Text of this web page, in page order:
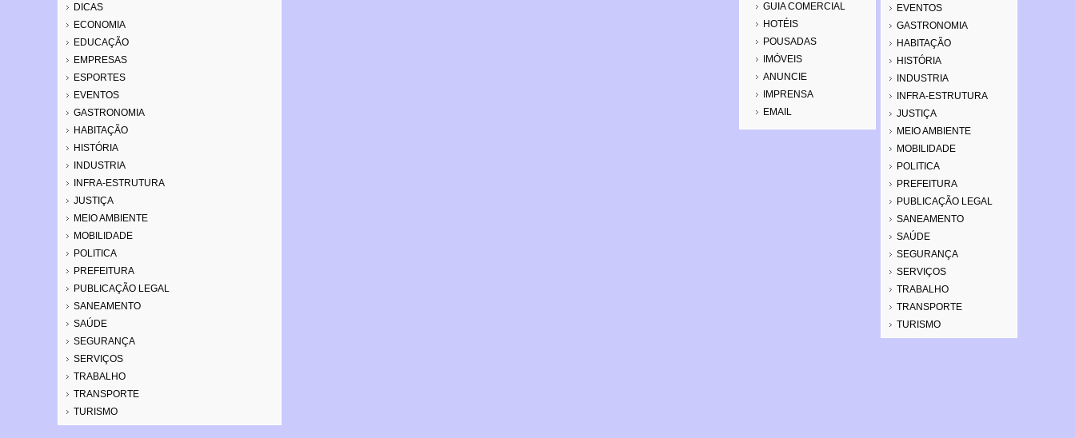
DICAS
ECONOMIA
EDUCAÇÃO
EMPRESAS
ESPORTES
EVENTOS
GASTRONOMIA
HABITAÇÃO
HISTÓRIA
INDUSTRIA
INFRA-ESTRUTURA
JUSTIÇA
MEIO AMBIENTE
MOBILIDADE
POLITICA
PREFEITURA
PUBLICAÇÃO LEGAL
SANEAMENTO
SAÚDE
SEGURANÇA
SERVIÇOS
TRABALHO
TRANSPORTE
TURISMO
GUIA COMERCIAL
HOTÉIS
POUSADAS
IMÓVEIS
ANUNCIE
IMPRENSA
EMAIL
EVENTOS
GASTRONOMIA
HABITAÇÃO
HISTÓRIA
INDUSTRIA
INFRA-ESTRUTURA
JUSTIÇA
MEIO AMBIENTE
MOBILIDADE
POLITICA
PREFEITURA
PUBLICAÇÃO LEGAL
SANEAMENTO
SAÚDE
SEGURANÇA
SERVIÇOS
TRABALHO
TRANSPORTE
TURISMO